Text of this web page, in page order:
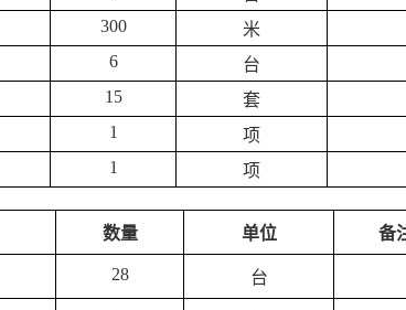
300
米
6
台
15
套
1
项
1
项
数量 单位 备
28 台